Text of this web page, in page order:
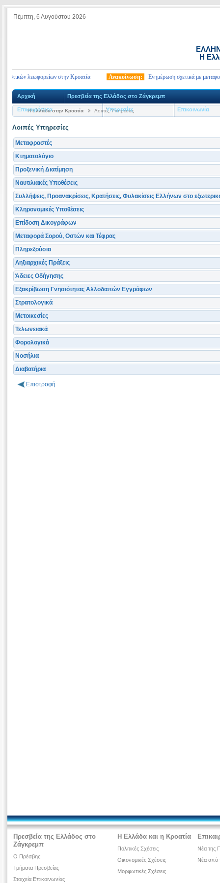
Πέμπτη, 6 Αυγούστου 2026
Η
λεωφορείων στην Κροατία Ανακοίνωση: Ενημέρωση σχετικά με μεταφορά
Αρχική Πρεσβεία της Ελλάδος στο Ζάγκρεμπ
Επικαιρότητα Υπηρεσίες Επικοινωνία
Η Ελλάδα στην Κροατία Λοιπές Υπηρεσίες
Λοιπές Υπηρεσίες
Μεταφραστές
Κτηματολόγιο
Προξενική Διατίμηση
Ναυτιλιακές Υποθέσεις
Συλλήψεις, Προανακρίσεις, Κρατήσεις, Φυλακίσεις Ελλήνων στο
Κληρονομικές Υποθέσεις
Επίδοση Δικογράφων
Μεταφορά Σορού, Οστών και Τέφρας
Πληρεξούσια
Ληξιαρχικές Πράξεις
Άδειες Οδήγησης
Εξακρίβωση Γνησιότητας Αλλοδαπών Εγγράφων
Στρατολογικά
Μετοικεσίες
Τελωνειακά
Φορολογικά
Νοσήλια
Διαβατήρια
Επιστροφή
Πρεσβεία της Ελλάδος στο
Ζάγκρεμπ
Ο Πρέσβης
Τμήματα Πρεσβείας
Στοιχεία Επικοινωνίας
Η Ελλάδα και η Κροατία
Πολιτικές Σχέσεις
Οικονομικές Σχέσεις
Μορφωτικές Σχέσεις
Νέα της
Νέα από